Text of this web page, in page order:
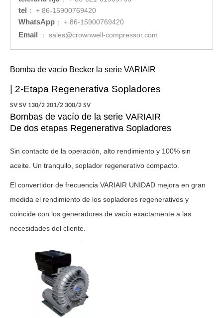
tel ： + 86-15900769420
WhatsApp ： + 86-15900769420
Email ： sales@crownwell-compressor.com
Bomba de vacío Becker la serie VARIAIR
| 2-Etapa Regenerativa Sopladores
SV SV 130/2 201/2 300/2 SV
Bombas de vacío de la serie VARIAIR
De dos etapas Regenerativa Sopladores
Sin contacto de la operación, alto rendimiento y 100% sin
aceite. Un tranquilo, soplador regenerativo compacto.
El convertidor de frecuencia VARIAIR UNIDAD mejora en gran
medida el rendimiento de los sopladores regenerativos y
coincide con los generadores de vacío exactamente a las
necesidades del cliente.